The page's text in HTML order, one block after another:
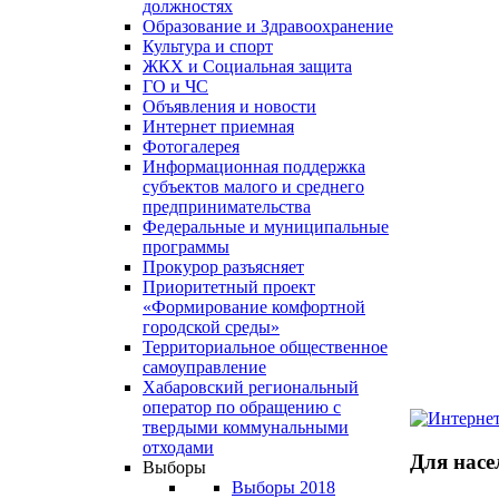
должностях
Образование и Здравоохранение
Культура и спорт
ЖКХ и Социальная защита
ГО и ЧС
Объявления и новости
Интернет приемная
Фотогалерея
Информационная поддержка
субъектов малого и среднего
предпринимательства
Федеральные и муниципальные
программы
Прокурор разъясняет
Приоритетный проект
«Формирование комфортной
городской среды»
Территориальное общественное
самоуправление
Хабаровский региональный
оператор по обращению с
твердыми коммунальными
отходами
Выборы
Выборы 2018
Для